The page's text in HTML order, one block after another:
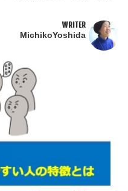
WRITER
MichikoYoshida